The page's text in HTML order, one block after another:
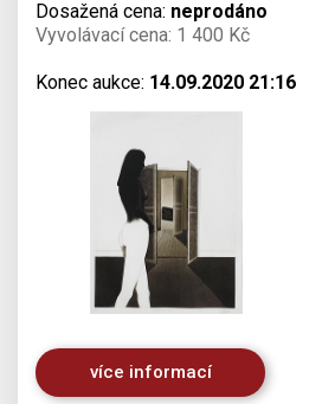
Dosažená cena: neprodáno
Vyvolávací cena: 1 400 Kč
Konec aukce: 14.09.2020 21:16
více informací